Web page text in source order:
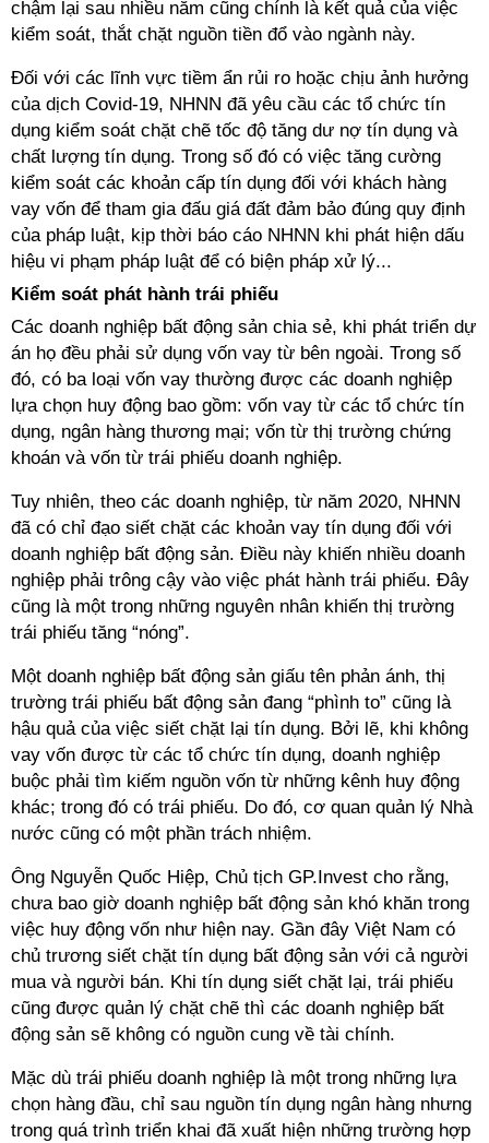
chậm lại sau nhiều năm cũng chính là kết quả của việc
kiểm soát, thắt chặt nguồn tiền đổ vào ngành này.
Đối với các lĩnh vực tiềm ẩn rủi ro hoặc chịu ảnh hưởng
của dịch Covid-19, NHNN đã yêu cầu các tổ chức tín
dụng kiểm soát chặt chẽ tốc độ tăng dư nợ tín dụng và
chất lượng tín dụng. Trong số đó có việc tăng cường
kiểm soát các khoản cấp tín dụng đối với khách hàng
vay vốn để tham gia đấu giá đất đảm bảo đúng quy định
của pháp luật, kịp thời báo cáo NHNN khi phát hiện dấu
hiệu vi phạm pháp luật để có biện pháp xử lý...
Kiểm soát phát hành trái phiếu
Các doanh nghiệp bất động sản chia sẻ, khi phát triển dự
án họ đều phải sử dụng vốn vay từ bên ngoài. Trong số
đó, có ba loại vốn vay thường được các doanh nghiệp
lựa chọn huy động bao gồm: vốn vay từ các tổ chức tín
dụng, ngân hàng thương mại; vốn từ thị trường chứng
khoán và vốn từ trái phiếu doanh nghiệp.
Tuy nhiên, theo các doanh nghiệp, từ năm 2020, NHNN
đã có chỉ đạo siết chặt các khoản vay tín dụng đối với
doanh nghiệp bất động sản. Điều này khiến nhiều doanh
nghiệp phải trông cậy vào việc phát hành trái phiếu. Đây
cũng là một trong những nguyên nhân khiến thị trường
trái phiếu tăng “nóng”.
Một doanh nghiệp bất động sản giấu tên phản ánh, thị
trường trái phiếu bất động sản đang “phình to” cũng là
hậu quả của việc siết chặt lại tín dụng. Bởi lẽ, khi không
vay vốn được từ các tổ chức tín dụng, doanh nghiệp
buộc phải tìm kiếm nguồn vốn từ những kênh huy động
khác; trong đó có trái phiếu. Do đó, cơ quan quản lý Nhà
nước cũng có một phần trách nhiệm.
Ông Nguyễn Quốc Hiệp, Chủ tịch GP.Invest cho rằng,
chưa bao giờ doanh nghiệp bất động sản khó khăn trong
việc huy động vốn như hiện nay. Gần đây Việt Nam có
chủ trương siết chặt tín dụng bất động sản với cả người
mua và người bán. Khi tín dụng siết chặt lại, trái phiếu
cũng được quản lý chặt chẽ thì các doanh nghiệp bất
động sản sẽ không có nguồn cung về tài chính.
Mặc dù trái phiếu doanh nghiệp là một trong những lựa
chọn hàng đầu, chỉ sau nguồn tín dụng ngân hàng nhưng
trong quá trình triển khai đã xuất hiện những trường hợp